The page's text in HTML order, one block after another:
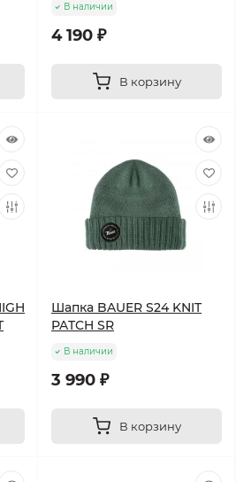
В наличии
4 190 ₽
В корзину
Шапка BAUER S24 KNIT
PATCH SR
В наличии
3 990 ₽
В корзину